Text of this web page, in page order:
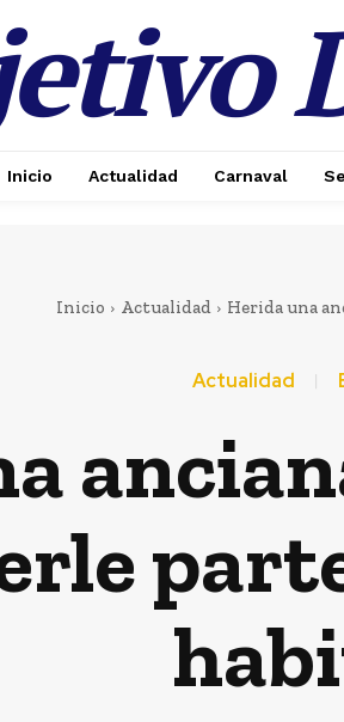
Inicio Actualidad Carnaval
Inicio Actualidad Herida una
Actualidad